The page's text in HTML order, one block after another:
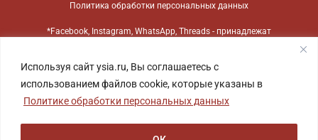
Используя сайт ysia.ru, Вы соглашаетесь с
использованием файлов cookie, которые указаны в
Политике обработки персональных данных
Политика обработки персональных данных
*Facebook, Instagram, WhatsApp, Threads - принадлежат